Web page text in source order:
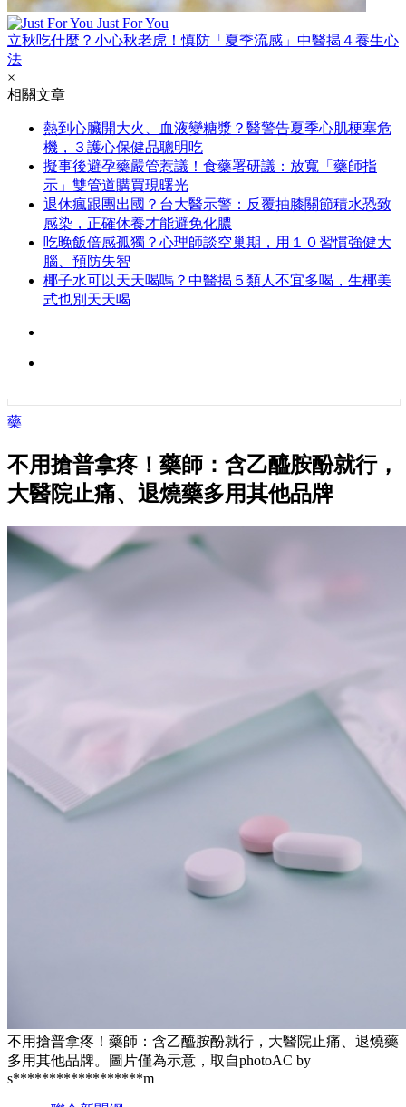
Just For You
立秋吃什麼？小心秋老虎！慎防「夏季流感」中醫揭４養生心
法
×
相關文章
熱到心臟開大火、血液變糖漿？醫警告夏季心肌梗塞危
機，３護心保健品聰明吃
擬事後避孕藥嚴管惹議！食藥署研議：放寬「藥師指
示」雙管道購買現曙光
退休瘋跟團出國？台大醫示警：反覆抽膝關節積水恐致
感染，正確休養才能避免化膿
吃晚飯倍感孤獨？心理師談空巢期，用１０習慣強健大
腦、預防失智
椰子水可以天天喝嗎？中醫揭５類人不宜多喝，生椰美
式也別天天喝
藥
不用搶普拿疼！藥師：含乙醯胺酚就行，
大醫院止痛、退燒藥多用其他品牌
不用搶普拿疼！藥師：含乙醯胺酚就行，大醫院止痛、退燒藥
多用其他品牌。圖片僅為示意，取自photoAC by
s******************m